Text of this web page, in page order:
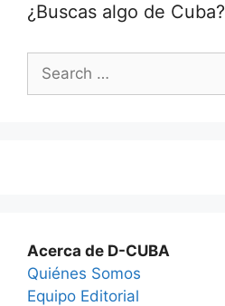
¿Buscas algo de Cuba?
Search
for:
Acerca de D-CUBA
Quiénes Somos
Equipo Editorial